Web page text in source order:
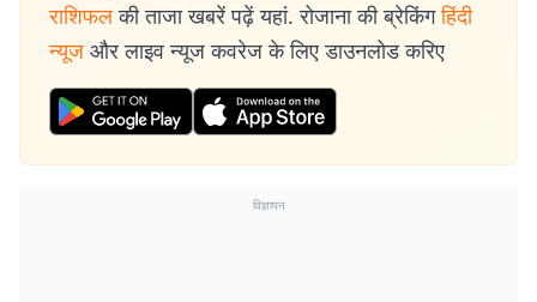
राशिफल की ताजा खबरें पढ़ें यहां. रोजाना की ब्रेकिंग हिंदी
न्यूज और लाइव न्यूज कवरेज के लिए डाउनलोड करिए
विज्ञापन